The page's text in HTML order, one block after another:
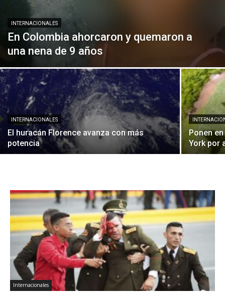
INTERNACIONALES
En Colombia ahorcaron y quemaron a
una nena de 9 años
INTERNACIONALES
El huracán Florence avanza con más
potencia
Ponen
York por
Internacionales